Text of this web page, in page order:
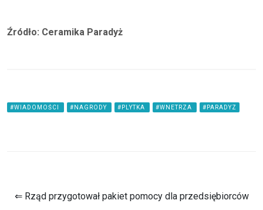
Źródło: Ceramika Paradyż
#WIADOMOŚCI #NAGRODY #PLYTKA #WNETRZA #PARADYZ
⇐ Rząd przygotował pakiet pomocy dla przedsiębiorców